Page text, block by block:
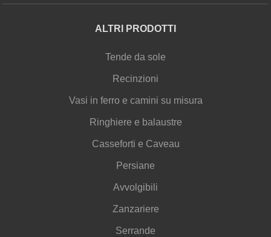
ALTRI PRODOTTI
Tende da sole
Recinzioni
Vasi in ferro e camini su misura
Ringhiere e balaustre
Casseforti e Caveau
Persiane
Avvolgibili
Zanzariere
Serrande